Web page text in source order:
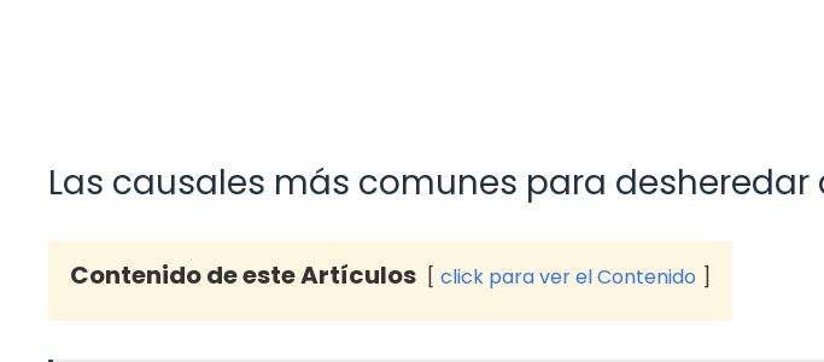
Las causales más comunes para desheredar
Contenido de este Artículos click para ver el Contenido